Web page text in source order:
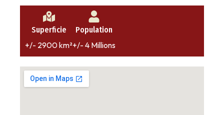
Superficie
+/- 2900 km²
Population
+/- 4 Millions